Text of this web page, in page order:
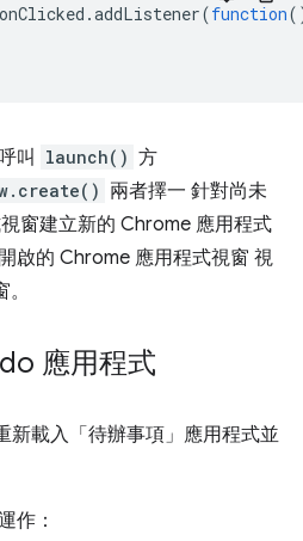
onClicked .addListener(function
叫 launch() 方
兩者擇一 針對尚未
窗建立新的 Chrome 應用程式
啟的 Chrome 應用程式視窗 視
應用程式
新載入「待辦事項」應用程式並
作：